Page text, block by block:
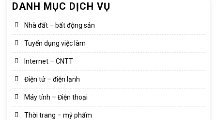
DANH MỤC DỊCH VỤ
Nhà đất – bất động sản
Tuyển dụng việc làm
Internet – CNTT
Điện tử – điện lạnh
Máy tính – Điện thoại
Thời trang – mỹ phẩm